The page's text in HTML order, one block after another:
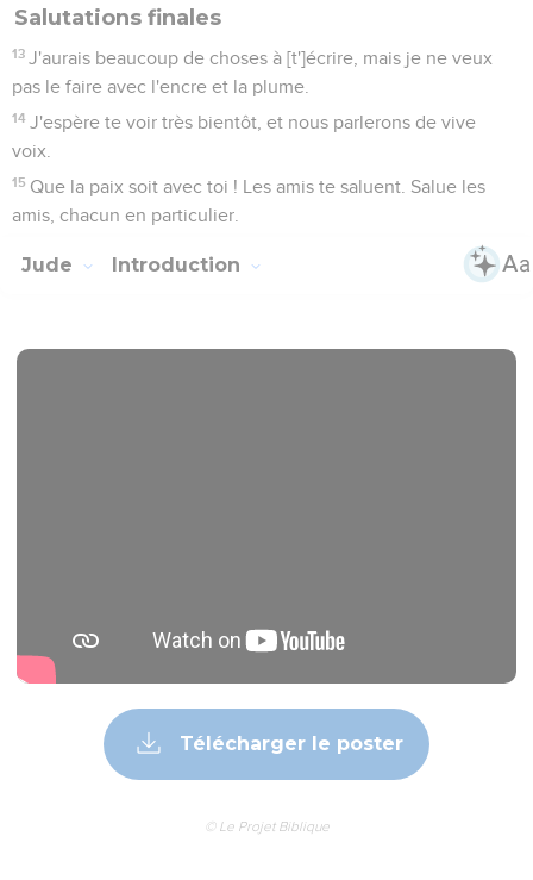
Salutations finales
13 J'aurais beaucoup de choses à [t']écrire, mais je ne veux
pas le faire avec l'encre et la plume.
14 J'espère te voir très bientôt, et nous parlerons de vive
voix.
15 Que la paix soit avec toi ! Les amis te saluent. Salue les
amis, chacun en particulier.
Jude Introduction
Télécharger le poster
© Le Projet Biblique